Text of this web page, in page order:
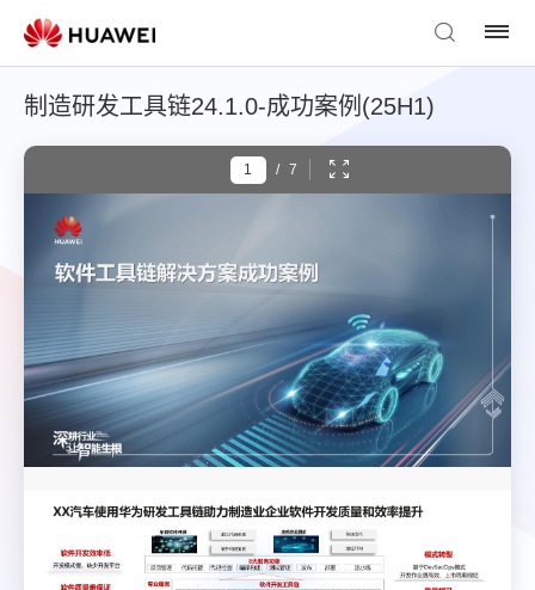
制造研发工具链24.1.0-成功案例(25H1)
/ 7